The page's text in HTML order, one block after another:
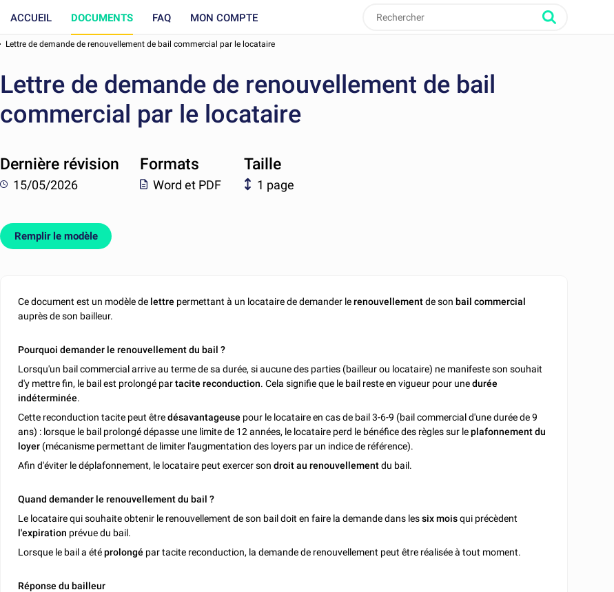
ACCUEIL DOCUMENTS FAQ MON COMPTE
Lettre de demande de renouvellement de bail commercial par le locataire
Lettre de demande de renouvellement de bail
commercial par le locataire
Dernière révision
15/05/2026
Formats
Word et PDF
Taille
1 page
Remplir le modèle
Ce document est un modèle de lettre permettant à un locataire de demander lerenouvellementde son bail commercial
auprès de son bailleur.
Pourquoi demander le renouvellement du bail ?
Lorsqu'un bail commercial arrive au terme de sa durée, si aucune des parties (bailleur ou locataire) ne manifeste son souhait
d'y mettre fin, le bail est prolongé partacite reconduction. Cela signifie que le bail reste en vigueur pour unedurée
indéterminée.
Cette reconduction tacite peut êtredésavantageuse pour le locataire en cas de bail 3-6-9 (bail commercial d'une durée de 9
ans) : lorsque le bail prolongé dépasse une limite de 12 années, le locataire perd le bénéfice des règles sur leplafonnement du
loyer (mécanisme permettant de limiter l'augmentation des loyers par un indice de référence).
Afin d'éviter le déplafonnement, le locataire peut exercer sondroit au renouvellementdu bail.
Quand demander le renouvellement du bail ?
Le locataire qui souhaite obtenir le renouvellement de son bail doit en faire la demande dans lessix moisqui précèdent
l'expiration prévue du bail.
Lorsque le bail a étéprolongé par tacite reconduction, la demande de renouvellement peut être réalisée à tout moment.
Réponse du bailleur